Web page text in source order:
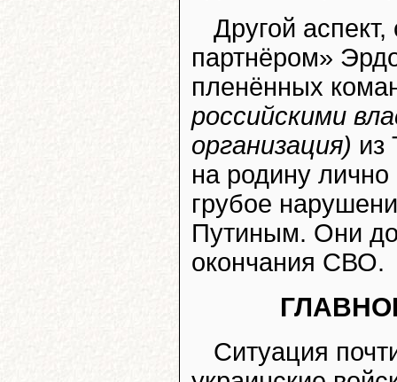
Другой
партнёром»
пленённых
российскими
организация) из
на родину
грубое
Путиным. Они
окончания СВО.
Ситуация